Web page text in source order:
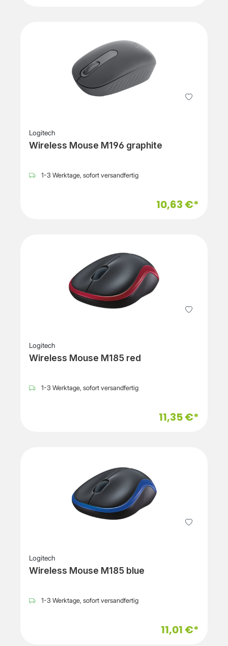
Logitech
Wireless Mouse M196 graphite
1-3 Werktage, sofort versandfertig
10,63 €*
Logitech
Wireless Mouse M185 red
1-3 Werktage, sofort versandfertig
11,35 €*
Logitech
Wireless Mouse M185 blue
1-3 Werktage, sofort versandfertig
11,01 €*